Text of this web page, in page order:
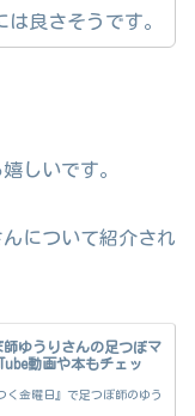
良さそうです。
しいです。
について紹介され
ゆうりさんの足つぼマ
動画や本もチェッ
く金曜日』で足つぼ師のゆう